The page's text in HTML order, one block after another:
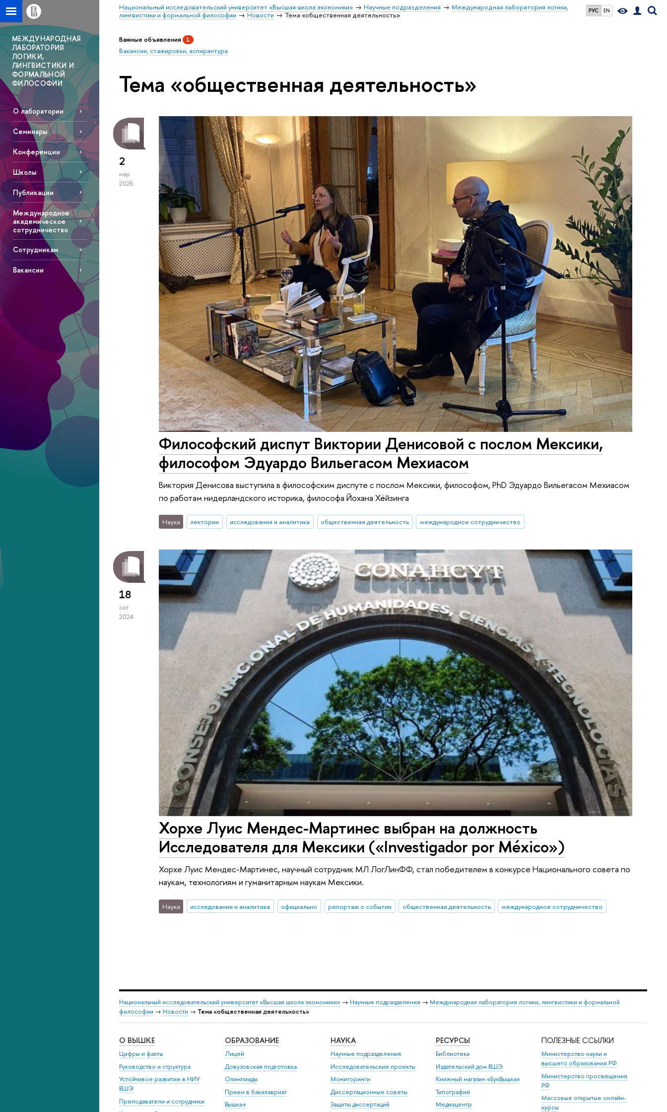
РУС EN
Национальный исследовательский университет «Высшая школа экономики» Научные подразделения
Международная лаборатория логики,
лингвистики и формальной философии
Новости Тема «общественная деятельность»
МЕЖДУНАРОДНАЯ
ЛАБОРАТОРИЯ
ЛОГИКИ,
ЛИНГВИСТИКИ И
ФОРМАЛЬНОЙ
ФИЛОСОФИИ
О лаборатории
Семинары
Конференции
Школы
Публикации
Международное
академическое
сотрудничество
Сотрудникам
Вакансии
Важные объявления 1
Вакансии, стажировки, аспирантура
Тема «общественная деятельность»
2
мар
2026
Философский диспут Виктории Денисовой с послом Мексики,
философом Эдуардо Вильегасом Мехиасом
Виктория Денисова выступила в философским диспуте с послом Мексики, философом, PhD Эдуардо Вильегасом Мехиасом
по работам нидерландского историка, философа Йохана Хёйзинга
Наука лектории исследования и аналитика общественная деятельность международное сотрудничество
18
окт
2024
Хорхе Луис Мендес-Мартинес выбран на должность
Исследователя для Мексики («Investigador por México»)
Хорхе Луис Мендес-Мартинес, научный сотрудник МЛ ЛогЛинФФ, стал победителем в конкурсе Национального совета по
наукам, технологиям и гуманитарным наукам Мексики.
Наука исследования и аналитика официально репортаж о событии общественная деятельность международное сотрудничество
Национальный исследовательский университет «Высшая школа экономики» → Научные подразделения → Международная лаборатория логики, лингвистики и формальной
философии → Новости → Тема «общественная деятельность»
О ВЫШКЕ
Цифры и факты
Руководство и структура
Устойчивое развитие в НИУ
ВШЭ
Преподаватели и сотрудники
ОБРАЗОВАНИЕ
Лицей
Довузовская подготовка
Олимпиады
Прием в бакалавриат
Вышка+
НАУКА
Научные подразделения
Исследовательские проекты
Мониторинги
Диссертационные советы
Защиты диссертаций
РЕСУРСЫ
Библиотека
Издательский дом ВШЭ
Книжный магазин «БукВышка»
Типография
Медиацентр
ПОЛЕЗНЫЕ ССЫЛКИ
Министерство науки и
высшего образования РФ
Министерство просвещения
РФ
Массовые открытые онлайн-
курсы